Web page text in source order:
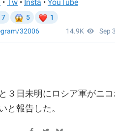
３日未明にロシア軍がニ
と報告した。